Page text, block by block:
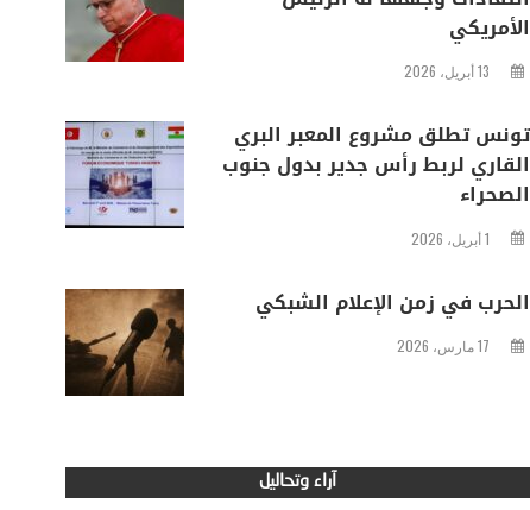
الأمريكي
13 أبريل، 2026
تونس تطلق مشروع المعبر البري
القاري لربط رأس جدير بدول جنوب
الصحراء
1 أبريل، 2026
الحرب في زمن الإعلام الشبكي
17 مارس، 2026
آراء وتحاليل